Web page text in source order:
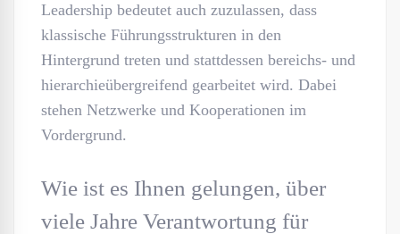
Leadership bedeutet auch zuzulassen, dass
klassische Führungsstrukturen in den
Hintergrund treten und stattdessen bereichs- und
hierarchieübergreifend gearbeitet wird. Dabei
stehen Netzwerke und Kooperationen im
Vordergrund.
Wie ist es Ihnen gelungen, über
viele Jahre Verantwortung für